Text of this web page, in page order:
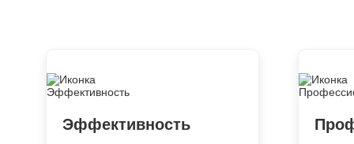
Эффективность